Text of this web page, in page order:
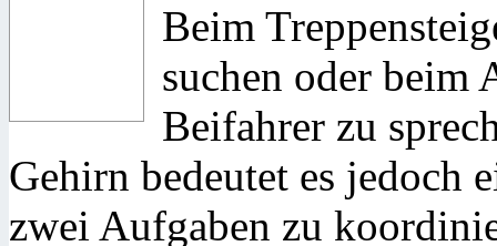
Beim
suchen oder beim
Beifahrer zu
Gehirn bedeutet es jedoch
zwei Aufgaben zu